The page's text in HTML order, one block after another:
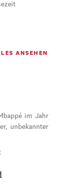
ANSEHEN
im Jahr
unbekannter